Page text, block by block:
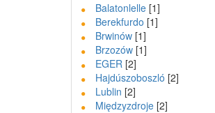
Balatonlelle [1]
Berekfurdo [1]
Brwinów [1]
Brzozów [1]
EGER [2]
Hajdúszoboszló [2]
Lublin [2]
Międzyzdroje [2]